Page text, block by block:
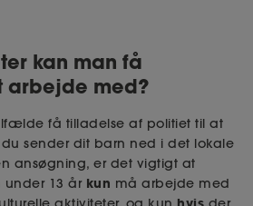
kan man få
arbejde med?
få tilladelse af politiet til at
sender dit barn ned i det lokale
ansøgning, er det vigtigt at
under 13 år kun må arbejde med